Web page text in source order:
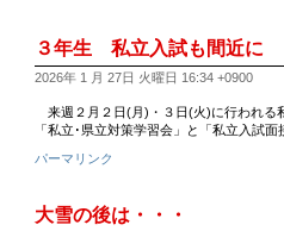
３年生 私立入試も間近に
2026年 1 月 27日 火曜日 16:34 +0900
来週２月２日(月)・３日(火)に行われる
「私立･県立対策学習会」と「私立入試
パーマリンク
大雪の後は・・・